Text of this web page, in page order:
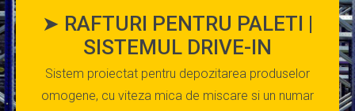
➤ RAFTURI PENTRU PALETI |
SISTEMUL DRIVE-IN
Sistem proiectat pentru depozitarea produselor
omogene, cu viteza mica de miscare si un numar